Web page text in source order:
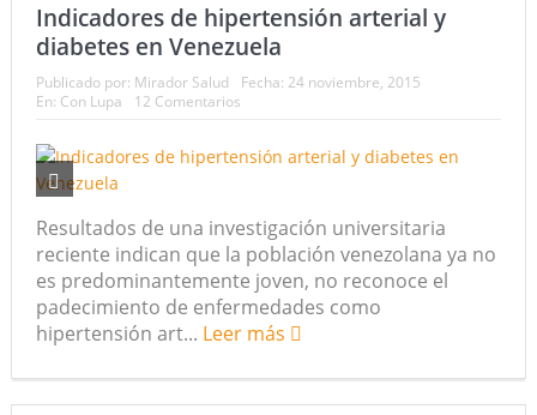
Indicadores de hipertensión arterial y
diabetes en Venezuela
Publicado por: Mirador Salud Fecha: 24 noviembre, 2015
En: Con Lupa 12 Comentarios
Resultados de una investigación universitaria
reciente indican que la población venezolana ya no
es predominantemente joven, no reconoce el
padecimiento de enfermedades como
hipertensión art... Leer más